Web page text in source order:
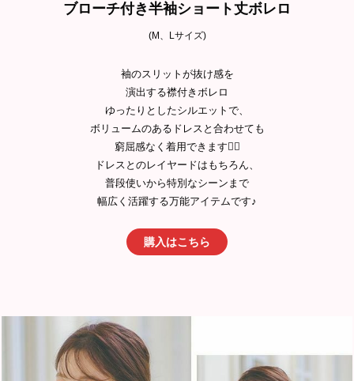
ブローチ付き半袖ショート丈ボレロ
(M、Lサイズ)
袖のスリットが抜け感を
演出する襟付きボレロ
ゆったりとしたシルエットで、
ボリュームのあるドレスと合わせても
窮屈感なく着用できます🙆‍♀️
ドレスとのレイヤードはもちろん、
普段使いから特別なシーンまで
幅広く活躍する万能アイテムです♪
購入はこちら